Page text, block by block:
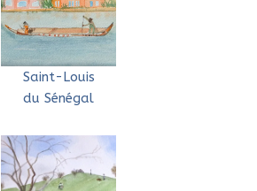
Saint-Louis
du Sénégal